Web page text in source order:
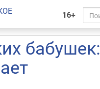
16+
бабушек: